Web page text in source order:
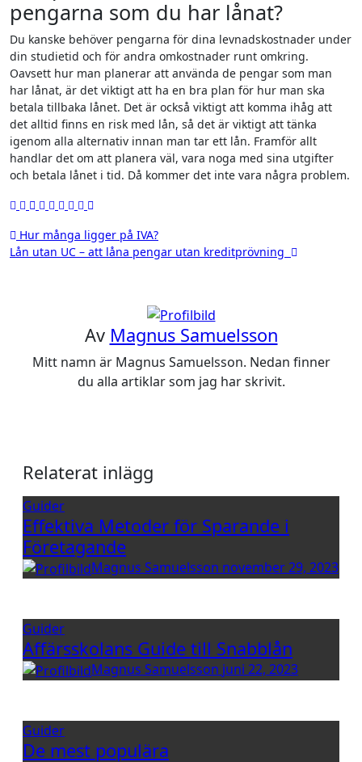
pengarna som du har lånat?
Du kanske behöver pengarna för dina levnadskostnader under
din studietid och för andra omkostnader runt omkring.
Oavsett hur man planerar att använda de pengar som man
har lånat, är det viktigt att ha en bra plan för hur man ska
betala tillbaka lånet. Det är också viktigt att komma ihåg att
det alltid finns en risk med lån, så det är viktigt att tänka
igenom alla alternativ innan man tar ett lån. Framför allt
handlar det om att planera väl, vara noga med sina utgifter
och betala lånet i tid. Då kommer det inte vara några problem.
Inläggsnavigering
Hur många ligger på IVA?
Lån utan UC – att låna pengar utan kreditprövning
Av Magnus Samuelsson
Mitt namn är Magnus Samuelsson. Nedan finner
du alla artiklar som jag har skrivit.
Relaterat inlägg
Guider
Effektiva Metoder för Sparande i
Företagande
Magnus Samuelsson november 29, 2023
Guider
Affärsskolans Guide till Snabblån
Magnus Samuelsson juni 22, 2023
Guider
De mest populära